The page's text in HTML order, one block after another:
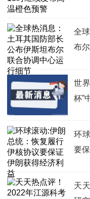
全
布
世
杯”
环
要
天